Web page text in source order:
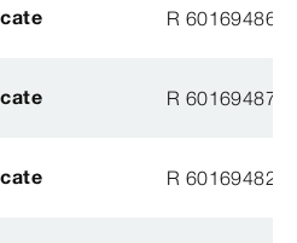
R 60169486
R 60169487
R 60169482